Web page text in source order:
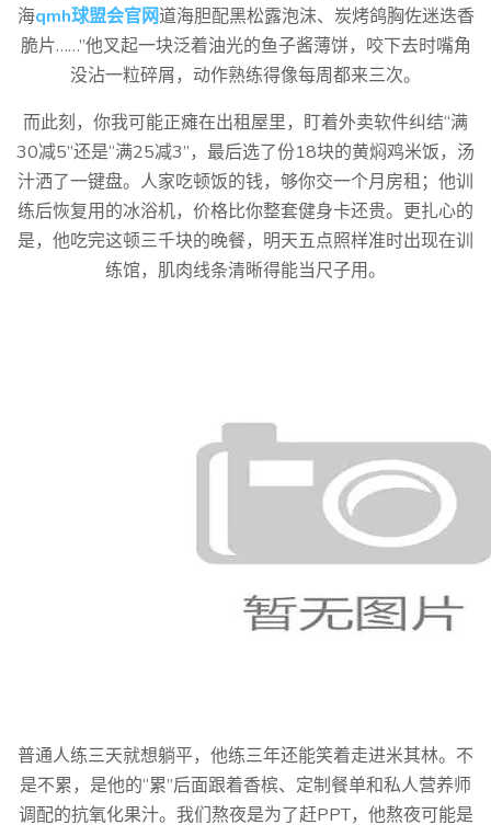
海qmh球盟会官网道海胆配黑松露泡沫、炭烤鸽胸佐迷迭香
脆片……”他叉起一块泛着油光的鱼子酱薄饼，咬下去时嘴角
没沾一粒碎屑，动作熟练得像每周都来三次。
而此刻，你我可能正瘫在出租屋里，盯着外卖软件纠结“满
30减5”还是“满25减3”，最后选了份18块的黄焖鸡米饭，汤
汁洒了一键盘。人家吃顿饭的钱，够你交一个月房租；他训
练后恢复用的冰浴机，价格比你整套健身卡还贵。更扎心的
是，他吃完这顿三千块的晚餐，明天五点照样准时出现在训
练馆，肌肉线条清晰得能当尺子用。
普通人练三天就想躺平，他练三年还能笑着走进米其林。不
是不累，是他的“累”后面跟着香槟、定制餐单和私人营养师
调配的抗氧化果汁。我们熬夜是为了赶PPT，他熬夜可能是